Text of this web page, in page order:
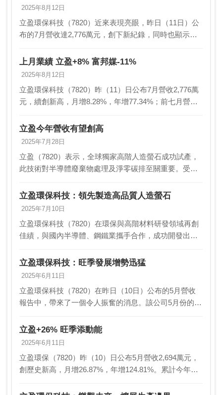
2025年8月12日
立盈環保科技（7820）近來表現亮眼，昨日（11日）公
布的7月營收達2,776萬元，創下新紀錄，同時也顯示出
公司的營收累計達1.61億元，年…
上月業績 立盈+8% 富邦媒-11%
2025年8月12日
立盈環保科技（7820）昨（11）日公布7月營收2,776萬
元，續創新高，月增8.28%，年增77.34%；前七月營收
長，主要受惠半導體高…
立盈今年營收有望創高
2025年7月28日
立盈（7820）表示，全球獨家高階人造螢石成功試產，
此技術對半導體廢棄物處理及淨零碳排至關重要。受惠
年的71%。法人估，隨新廠產能與高階人造螢石問世，
…
立盈環保科技：領先製造高品質人造螢石
2025年7月10日
立盈環保科技（7820）在環保與高階材料研發領域再創
佳績，與國內半導體、鋼鐵業攜手合作，成功開發出高
級的65％提升至90％，同時大幅降低硫、磷等雜質含…
立盈環保科技：旺季發展增勢迅猛
2025年6月11日
立盈環保科技（7820）在昨日（10日）公布的5月營收
報告中，帶來了一個令人振奮的消息。該公司5月份的營
高，與上個月相比增長了26.87%，與去年…
立盈+26% 旺季添動能
2025年6月11日
立盈環保（7820）昨（10）日公布5月營收2,694萬元，
創歷史新高，月增26.87%，年增124.81%。累計今年前
表示，5月受惠於半…